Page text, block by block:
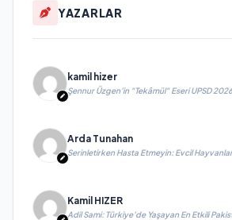
YAZARLAR
kamil hizer
Şennur Üzgen’in "Tekâmül" Eseri UPSD
Arda Tunahan
Serinletirken Hasta Etmeyin: Evcil
Kamil HIZER
Adil Sami: Türkiye’de Yaşayan En Etkili